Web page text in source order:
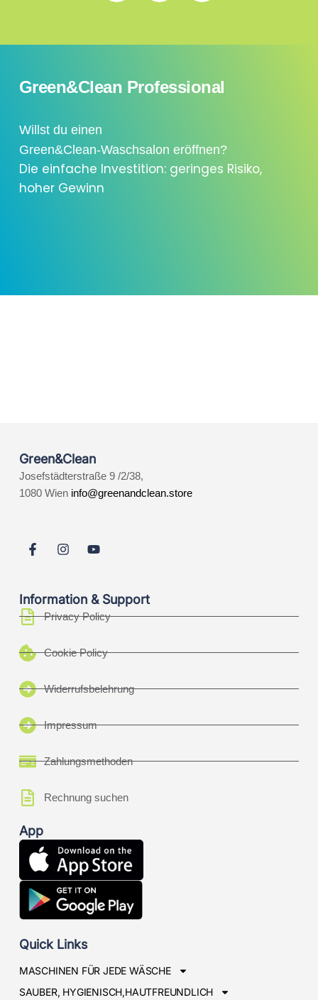
Green&Clean Professional
Willst du einen
Green&Clean-Waschsalon eröffnen?
Die einfache Investition: geringes Risiko,
hoher Gewinn
Green&Clean
Josefstädterstraße 9 /2/38,
1080 Wien info@greenandclean.store
Information & Support
Privacy Policy
Cookie Policy
Widerrufsbelehrung
Impressum
Zahlungsmethoden
Rechnung suchen
App
Quick Links
MASCHINEN FÜR JEDE WÄSCHE
SAUBER, HYGIENISCH,HAUTFREUNDLICH